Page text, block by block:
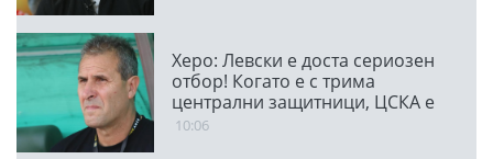
Херо: Левски е доста сериозен
отбор! Когато е с трима
централни защитници, ЦСКА е
много стабилен
10:06